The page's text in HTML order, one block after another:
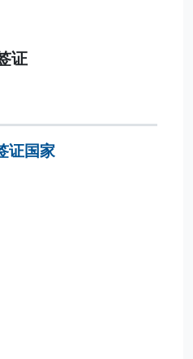
证
证国家